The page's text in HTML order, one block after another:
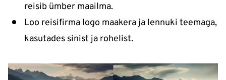
reisib ümber maailma.
Loo reisifirma logo maakera ja lennuki teemaga,
kasutades sinist ja rohelist.